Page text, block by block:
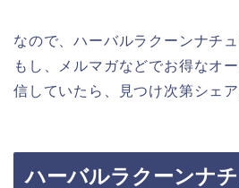
なので、ハーバルラクーンナチ
もし、メルマガなどでお得なオ
信していたら、見つけ次第シェ
ハーバルラクーンナ